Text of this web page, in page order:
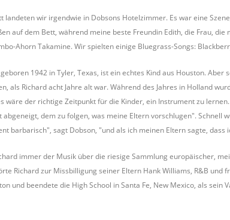
landeten wir irgendwie in Dobsons Hotelzimmer. Es war eine
auf dem Bett, während meine beste Freundin Edith, die Frau,
Ahorn Takamine. Wir spielten einige Bluegrass-Songs:
1942 in Tyler, Texas, ist ein echtes Kind aus Houston.
als Richard acht Jahre alt war. Während des Jahres in Holland
wäre der richtige Zeitpunkt für die Kinder, ein Instrument zu
abgeneigt, dem zu folgen, was meine Eltern vorschlugen".
barbarisch", sagt Dobson, "und als ich meinen Eltern sagte, dass
immer der Musik über die riesige Sammlung europäischer,
Richard zur Missbilligung seiner Eltern Hank Williams, R&B und
und beendete die High School in Santa Fe, New Mexico, als